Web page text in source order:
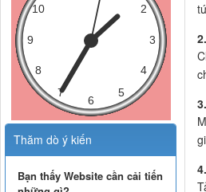
Thăm dò ý kiến
Bạn thấy Website cần cải tiến